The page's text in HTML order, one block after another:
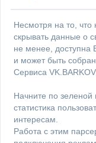
Несмотря на то, что
скрывать данные о
не менее, доступна
и может быть
Сервиса
Начните по зеленой
статистика
интересам.
Работа с этим